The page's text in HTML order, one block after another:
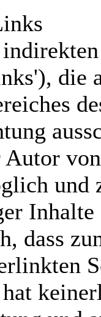
die
und
dass